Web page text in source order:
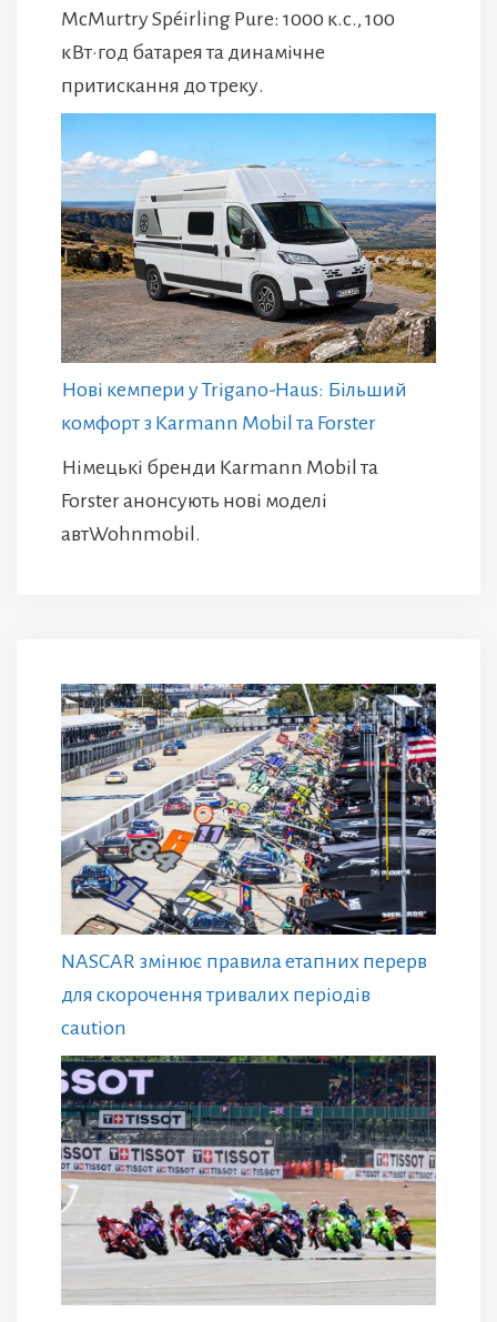
McMurtry Spéirling Pure: 1000 к.с., 100
кВт·год батарея та динамічне
притискання до треку.
Нові кемпери у Trigano-Haus: Більший
комфорт з Karmann Mobil та Forster
Німецькі бренди Karmann Mobil та
Forster анонсують нові моделі
автWohnmobil.
NASCAR змінює правила етапних перерв
для скорочення тривалих періодів
caution